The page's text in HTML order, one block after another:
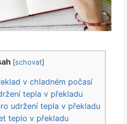
[schovat]
v chladném počasí
tepla v překladu
udržení tepla v překladu
teplo v překladu